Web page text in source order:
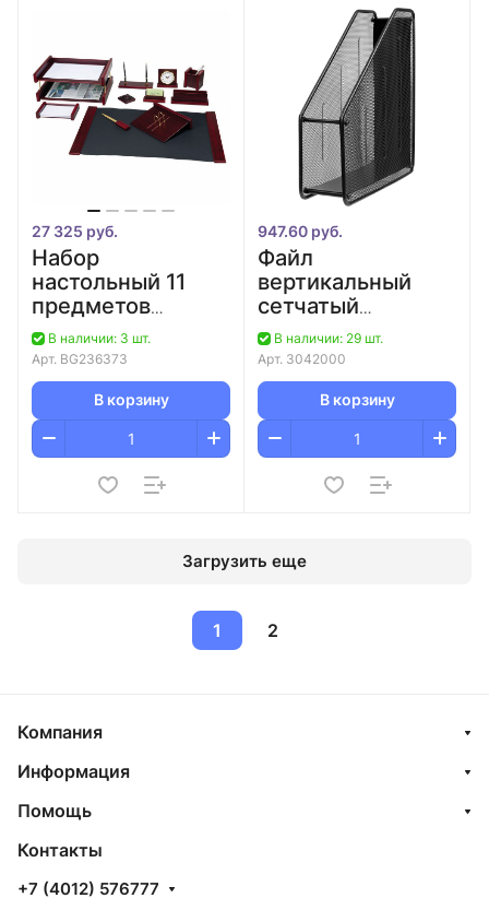
27 325 руб.
Набор
настольный 11
предметов
красное дерево
"Platon" BESTAR
В наличии: 3 шт.
Арт. BG236373
В корзину
947.60 руб.
Файл
вертикальный
сетчатый
металлический
черный
deVENTE/12
В наличии: 29 шт.
Арт. 3042000
В корзину
Загрузить еще
1 2
Компания
Информация
Помощь
Контакты
+7 (4012) 576777